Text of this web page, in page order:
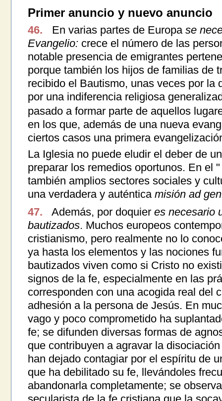
Primer anuncio y nuevo anuncio
46. En varias partes de Europa se
Evangelio:crece el número de las
notable presencia de emigrantes
porque también los hijos de familias de
recibido el Bautismo, unas veces por la
por una indiferencia religiosa
pasado a formar parte de aquellos
en los que, además de una nueva
ciertos casos una primera
La Iglesia no puede eludir el deber de
preparar los remedios oportunos. En el
también amplios sectores sociales y
una verdadera y auténtica misión ad
47.
Además, por doquier es necesario
bautizados. Muchos europeos
cristianismo, pero realmente no lo
ya hasta los elementos y las nociones
bautizados viven como si Cristo no
signos de la fe, especialmente en las
corresponden con una acogida real del
adhesión a la persona de Jesús. En
vago y poco comprometido ha
fe; se difunden diversas formas de
que contribuyen a agravar la
han dejado contagiar por el espíritu de
que ha debilitado su fe, llevándoles
abandonarla completamente; se